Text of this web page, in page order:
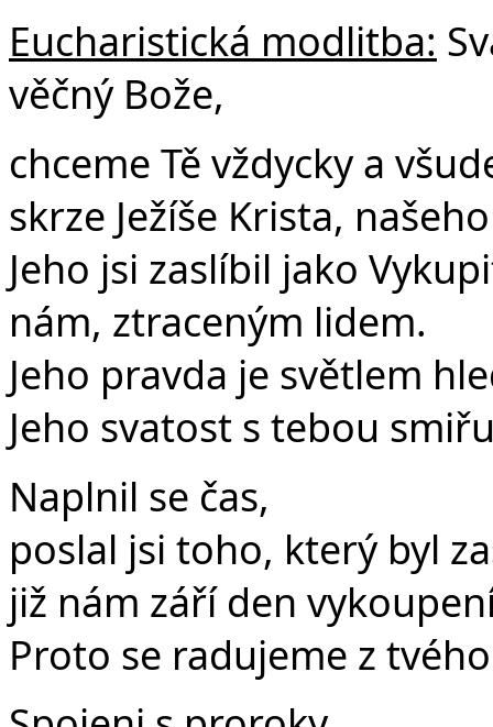
Eucharistická modlitba:
věčný Bože,
chceme Tě vždycky a
skrze Ježíše Krista,
Jeho jsi zaslíbil jako
nám, ztraceným lidem.
Jeho pravda je světlem
Jeho svatost s tebou
Naplnil se čas,
poslal jsi toho, který byl
již nám září den
Proto se radujeme z